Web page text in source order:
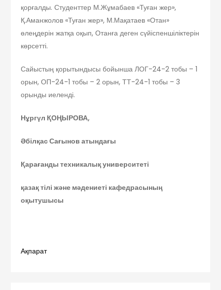
қорғалды. Студенттер М.Жұмабаев «Туған жер»,
Қ.Аманжолов «Туған жер», М.Мақатаев «Отан»
өлеңдерін жатқа оқып, Отанға деген сүйіспеншіліктерін
көрсетті.
Сайыстың қорытындысы бойынша ЛОГ-24-2 тобы – 1
орын, ОП-24-1 тобы – 2 орын, ТТ-24-1 тобы – 3
орынды иеленді.
Нұргүл ҚОҢЫРОВА,
Әбілқас Сағынов атындағы
Қарағанды техникалық университеті
қазақ тілі және мәдениеті кафедрасының
оқытушысы
Ақпарат